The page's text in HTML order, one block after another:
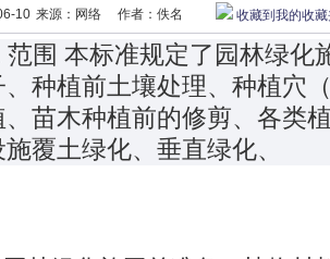
10 来源：网络 作者：佚名 收藏到我的收
范围 本标准规定了园林绿化
种植前土壤处理、种植穴
苗木种植前的修剪、各类
覆土绿化、垂直绿化、